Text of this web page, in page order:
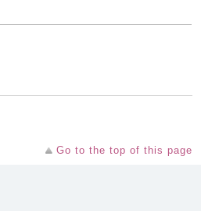
Go to the top of this page